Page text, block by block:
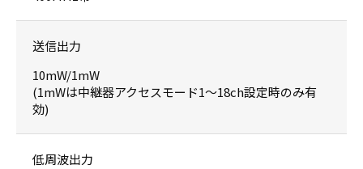
送信出力
10mW/1mW
(1mWは中継器アクセスモード1〜18ch設定時のみ有
効)
低周波出力